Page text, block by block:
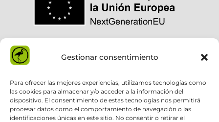
Gestionar consentimiento
Para ofrecer las mejores experiencias, utilizamos tecnologías como
las cookies para almacenar y/o acceder a la información del
dispositivo. El consentimiento de estas tecnologías nos permitirá
procesar datos como el comportamiento de navegación o las
identificaciones únicas en este sitio. No consentir o retirar el